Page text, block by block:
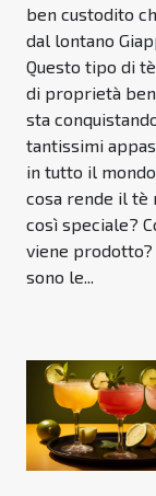
ben custodito
dal lontano
Questo tipo di
di proprietà
sta
tantissimi
in tutto il
cosa rende il tè
così speciale?
viene prodotto?
sono le...